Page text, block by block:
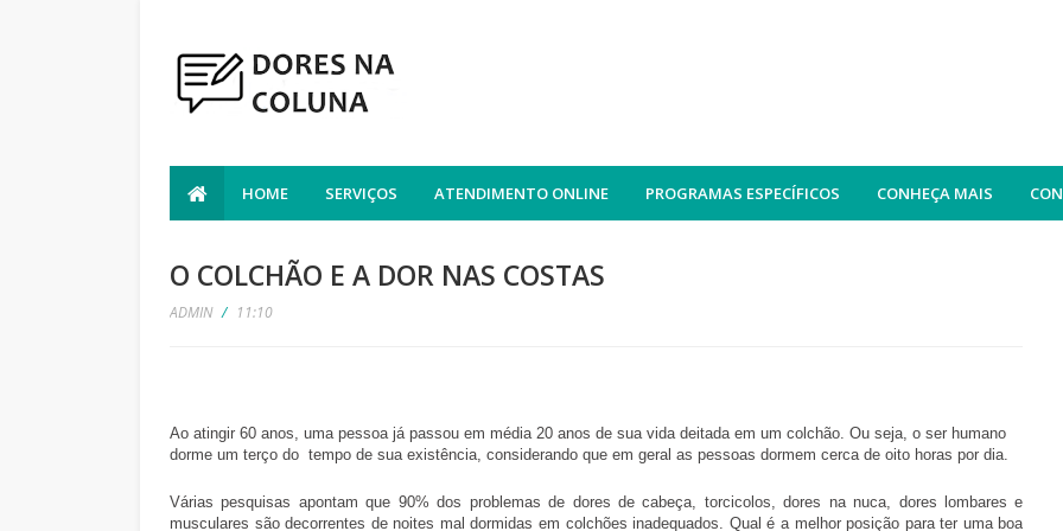
HOME SERVIÇOS ATENDIMENTO ONLINE PROGRAMAS ESPECÍFICOS CONHEÇA MAIS
O COLCHÃO E A DOR NAS COSTAS
ADMIN / 11:10
Ao atingir 60 anos, uma pessoa já passou em média 20 anos de sua vida deitada em um colchão. Ou seja, o ser humano
dorme um terço do tempo de sua existência, considerando que em geral as pessoas dormem cerca de oito horas por dia.
Várias pesquisas apontam que 90% dos problemas de dores de cabeça, torcicolos, dores na nuca, dores lombares e
musculares são decorrentes de noites mal dormidas em colchões inadequados. Qual é a melhor posição para ter uma boa